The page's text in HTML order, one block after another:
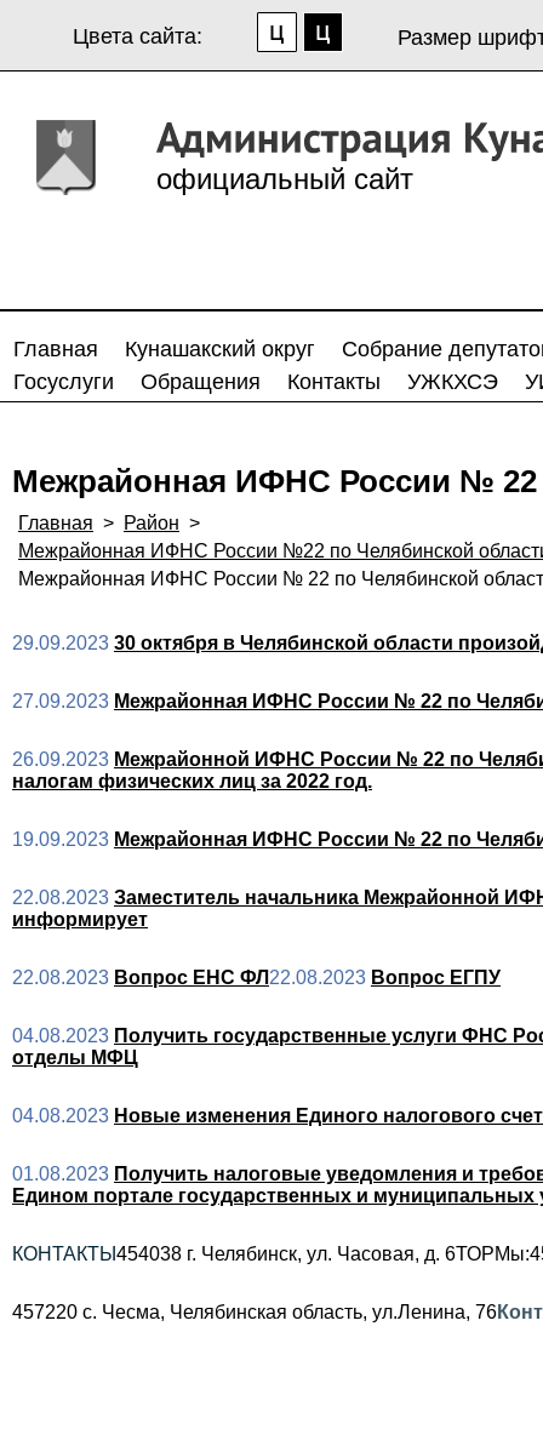
Цвета сайта: Размер
официальный сайт
Главная Кунашакский округ
Собрание
Госуслуги
Обращения Контакты УЖКХСЭ
Межрайонная ИФНС России № 22
Главная > Район >
Межрайонная ИФНС России №22 по Челябинской
Межрайонная ИФНС России № 22 по Челябинской
29.09.2023 30 октября в Челябинской области
27.09.2023 Межрайонная ИФНС России № 22 по
26.09.2023 Межрайонной ИФНС России № 22 по
налогам физических лиц за 2022 год.
19.09.2023 Межрайонная ИФНС России № 22 по
22.08.2023 Заместитель начальника Межрайонной
информирует
22.08.2023 Вопрос ЕНС ФЛ 22.08.2023 Вопрос ЕГПУ
04.08.2023 Получить государственные услуги ФНС
отделы МФЦ
04.08.2023 Новые изменения Единого налогового
01.08.2023 Получить налоговые уведомления и
Едином портале государственных и муниципальных
КОНТАКТЫ 454038 г. Челябинск, ул. Часовая, д. 6ТОРМы:
457220 с. Чесма, Челябинская область, ул.Ленина, 76